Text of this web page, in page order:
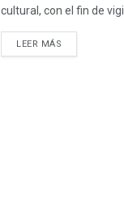
cultural, con el fin de
LEER MÁS